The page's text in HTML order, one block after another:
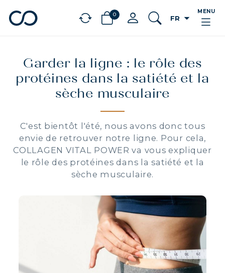
chevron_leftBÉNÉFICES
0 FR arrow_drop_down
MENU
Garder la ligne : le rôle des
protéines dans la satiété et la
sèche musculaire
C'est bientôt l'été, nous avons donc tous
envie de retrouver notre ligne. Pour cela,
COLLAGEN VITAL POWER va vous expliquer
le rôle des protéines dans la satiété et la
sèche musculaire.